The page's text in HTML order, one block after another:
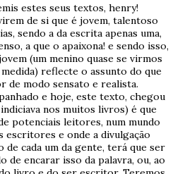
estes seus textos, henry!
de si que é jovem, talentoso
sendo a da escrita apenas uma,
a que o apaixona! e sendo isso,
(um menino quase se virmos
reflecte o assunto do que
de modo sensato e realista.
e hoje, este texto, chegou
nos muitos livros) é que
potenciais leitores, num mundo
escritores e onde a divulgação
de cada um da gente, terá que ser
de encarar isso da palavra, ou, ao